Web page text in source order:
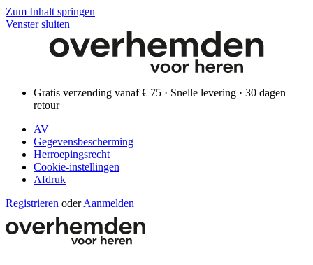
Zum Inhalt springen
Venster sluiten
Gratis verzending vanaf € 75 · Snelle levering · 30 dagen
retour
AV
Gegevensbescherming
Herroepingsrecht
Cookie-instellingen
Afdruk
Registrieren oder Aanmelden